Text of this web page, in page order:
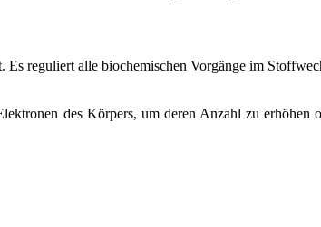
reguliert alle biochemischen Vorgänge im
des Körpers, um deren Anzahl zu erhöhen